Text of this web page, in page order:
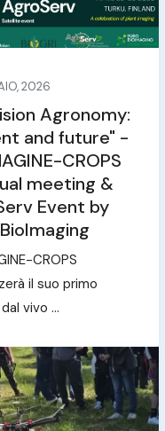
2026
Agronomy:
and future" -
CROPS
meeting &
Event by
CROPS
il suo primo
vivo ...